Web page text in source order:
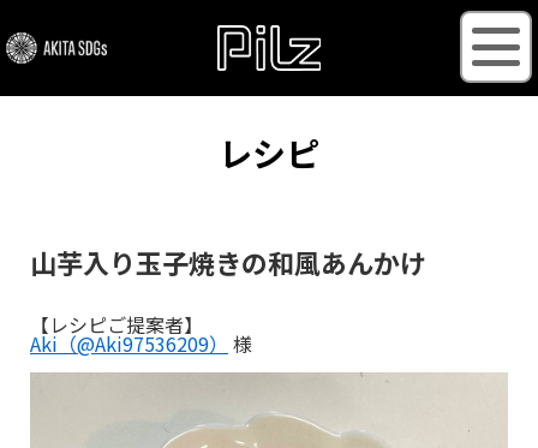
レシピ
山芋入り玉子焼きの和風あんかけ
【レシピご提案者】
Aki（@Aki97536209） 様